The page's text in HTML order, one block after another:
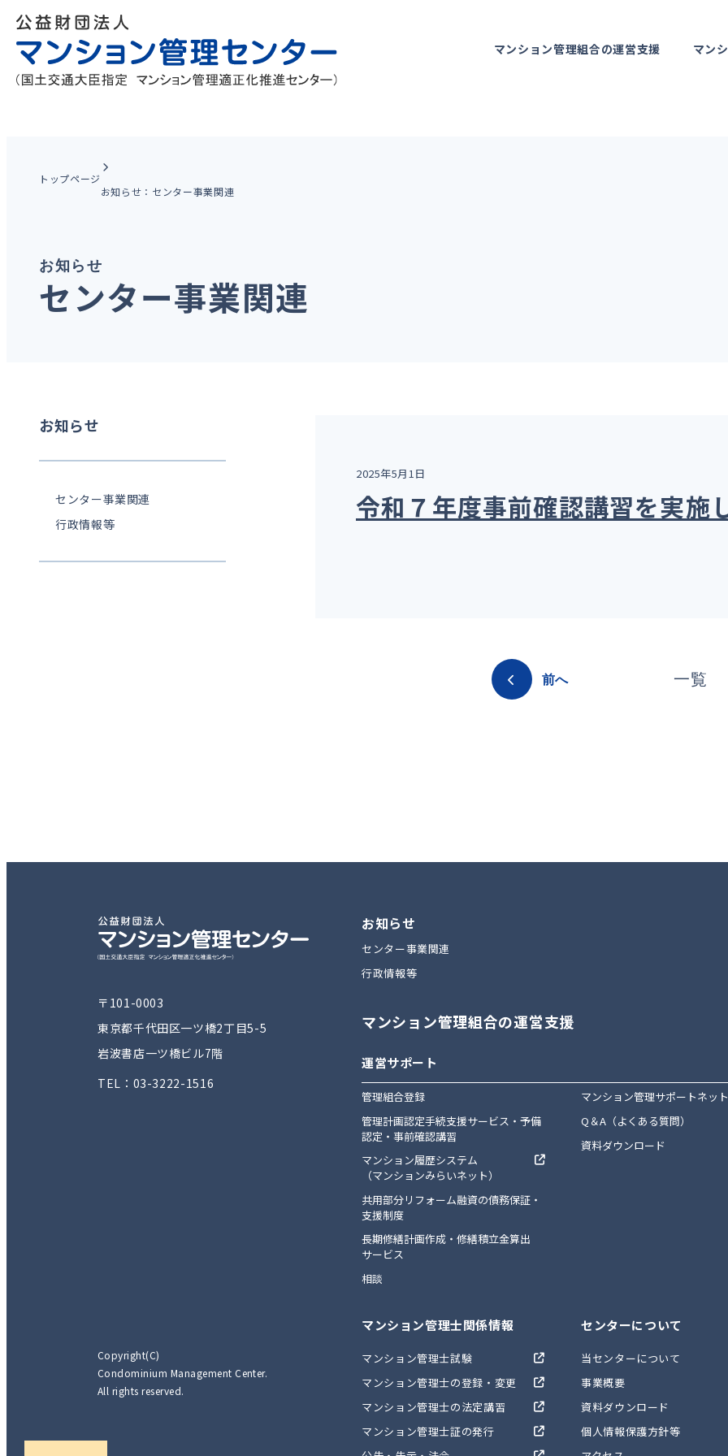
マンション管理組合の運営支援 マン
トップページ
お知らせ：センター事業関連
お知らせ
センター事業関連
お知らせ
センター事業関連
行政情報等
2025年5月1日
令和７年度事前確認講習を実施
前へ 一覧
〒101-0003
東京都千代田区一ツ橋2丁目5-5
岩波書店一ツ橋ビル7階
TEL：03-3222-1516
Copyright(C)
Condominium Management Center.
All rights reserved.
お知らせ
センター事業関連
行政情報等
マンション管理組合の運営支援
運営サポート
管理組合登録
管理計画認定手続支援サービス・予備
認定・事前確認講習
マンション履歴システム
（マンションみらいネット）
共用部分リフォーム融資の債務保証・
支援制度
長期修繕計画作成・修繕積立金算出
サービス
相談
マンション管理サポートネット
Q＆A（よくある質問）
資料ダウンロード
マンション管理士関係情報
マンション管理士試験
マンション管理士の登録・変更
マンション管理士の法定講習
マンション管理士証の発行
センターについて
当センターについて
事業概要
資料ダウンロード
個人情報保護方針等